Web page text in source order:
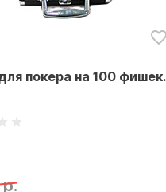
покера на 100 фишек.